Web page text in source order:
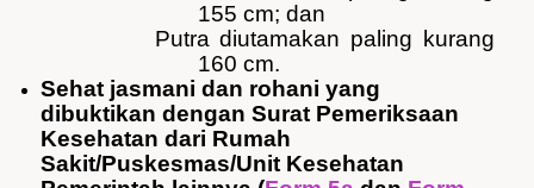
155 cm; dan
Putra diutamakan paling
kurang
160 cm.
Sehat jasmani dan rohani yang
dibuktikan dengan Surat Pemeriksaan
Kesehatan dari Rumah
Sakit/Puskesmas/Unit Kesehatan